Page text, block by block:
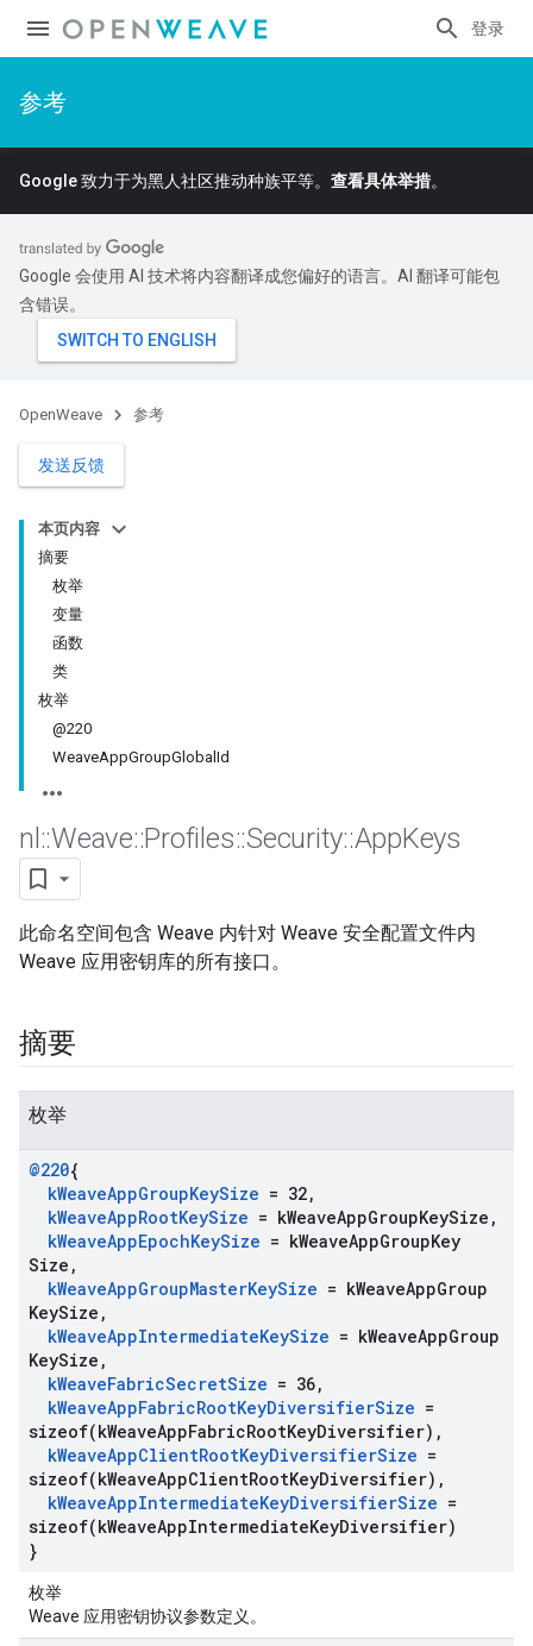
登录
参考
Google 致力于为黑人社区推动种族平等。 查看具体举措。
Google 会使用 AI 技术将内容翻译成您偏好的语言。AI 翻译可能包
含错误。
OpenWeave 参考
发送反馈
本页内容
摘要
枚举
变量
函数
类
枚举
@220
WeaveAppGroupGlobalId
nl ::Weave::Profiles::Security::AppKeys
此命名空间包含 Weave 内针对 Weave 安全配置文件内
Weave 应用密钥库的所有接口。
摘要
枚举
@220{
kWeaveAppGroupKeySize = 32,
kWeaveAppRootKeySize = kWeaveAppGroupKeySize ,
kWeaveAppEpochKeySize = kWeaveAppGroupKey
Size ,
kWeaveAppGroupMasterKeySize = kWeaveAppGroup
KeySize ,
kWeaveAppIntermediateKeySize = kWeaveAppGroup
KeySize ,
kWeaveFabricSecretSize = 36,
kWeaveAppFabricRootKeyDiversifierSize =
sizeof(kWeaveAppFabricRootKeyDiversifier) ,
kWeaveAppClientRootKeyDiversifierSize =
sizeof(kWeaveAppClientRootKeyDiversifier) ,
kWeaveAppIntermediateKeyDiversifierSize =
sizeof(kWeaveAppIntermediateKeyDiversifier)
}
枚举
Weave 应用密钥协议参数定义。